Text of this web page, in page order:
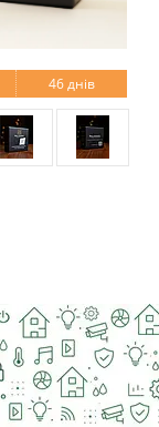
46 днів